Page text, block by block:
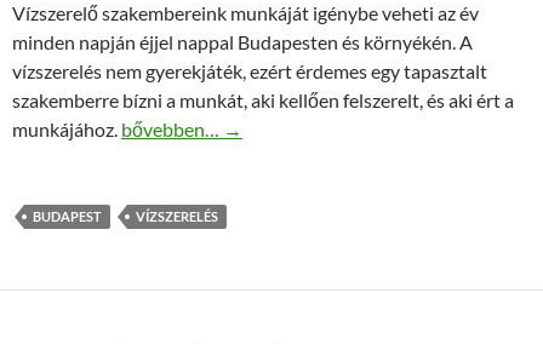
Vízszerelő szakembereink munkáját igénybe veheti az év
minden napján éjjel nappal Budapesten és környékén. A
vízszerelés nem gyerekjáték, ezért érdemes egy tapasztalt
szakemberre bízni a munkát, aki kellően felszerelt, és aki ért a
munkájához. Vízszerelés Budapesten kedvező áron!
bővebben… →
BUDAPEST VÍZSZERELÉS